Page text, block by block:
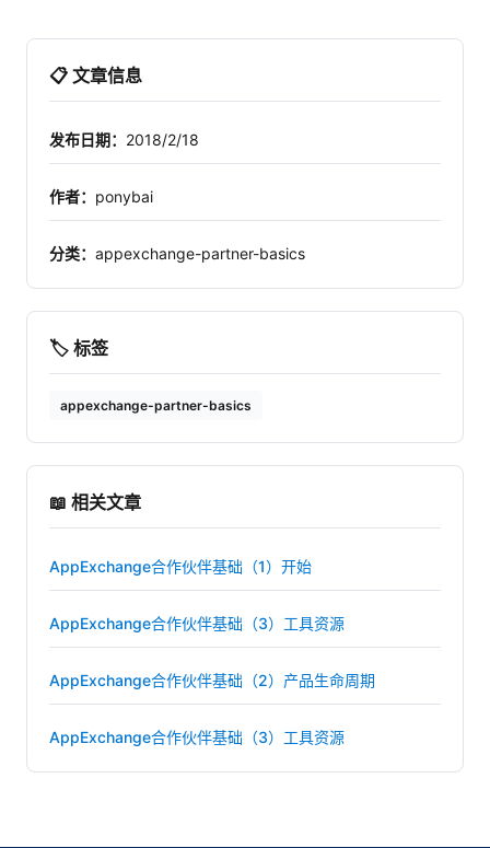
📋 文章信息
发布日期： 2018/2/18
作者： ponybai
分类： appexchange-partner-basics
🏷️ 标签
appexchange-partner-basics
📖 相关文章
AppExchange合作伙伴基础（1）开始
AppExchange合作伙伴基础（3）工具资源
AppExchange合作伙伴基础（2）产品生命周期
AppExchange合作伙伴基础（3）工具资源